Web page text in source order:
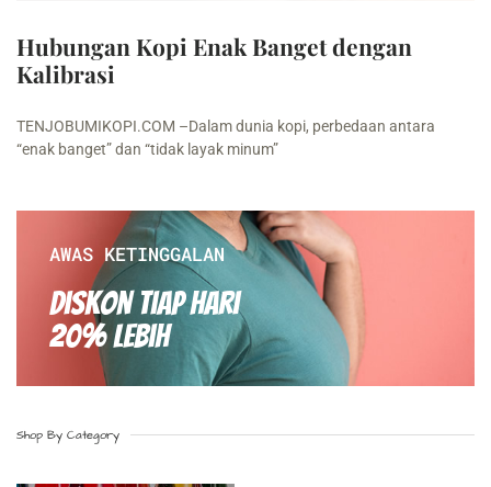
Hubungan Kopi Enak Banget dengan
Kalibrasi
TENJOBUMIKOPI.COM –Dalam dunia kopi, perbedaan antara
“enak banget” dan “tidak layak minum”
AWAS KETINGGALAN
Diskon Tiap hari
20% Lebih
Shop By Category